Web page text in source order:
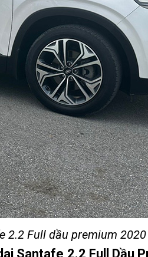
2.2 Full dầu premium 2020
Santafe 2.2 Full Dầu